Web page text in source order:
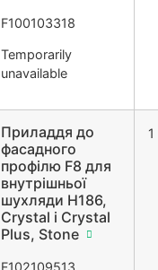
F100103318
Temporarily
unavailable
Приладдя до
фасадного
профілю F8 для
внутрішньої
шухляди H186,
Crystal і Crystal
Plus, Stone
F102109513
1